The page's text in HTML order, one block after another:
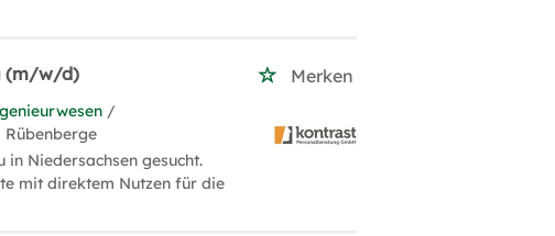
(m/w/d) Merken
/
Niedersachsen gesucht.
mit direktem Nutzen für die